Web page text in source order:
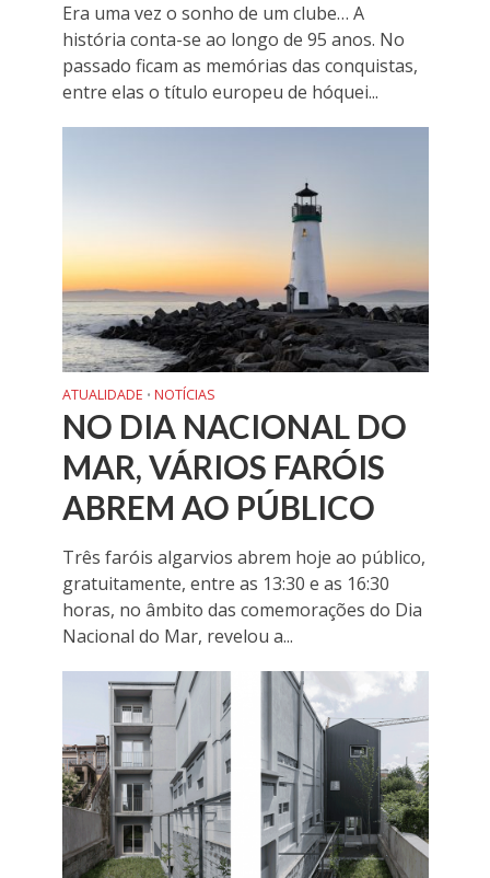
Era uma vez o sonho de um clube… A
história conta-se ao longo de 95 anos. No
passado ficam as memórias das conquistas,
entre elas o título europeu de hóquei...
ATUALIDADE • NOTÍCIAS
NO DIA NACIONAL DO
MAR, VÁRIOS FARÓIS
ABREM AO PÚBLICO
Três faróis algarvios abrem hoje ao público,
gratuitamente, entre as 13:30 e as 16:30
horas, no âmbito das comemorações do Dia
Nacional do Mar, revelou a...